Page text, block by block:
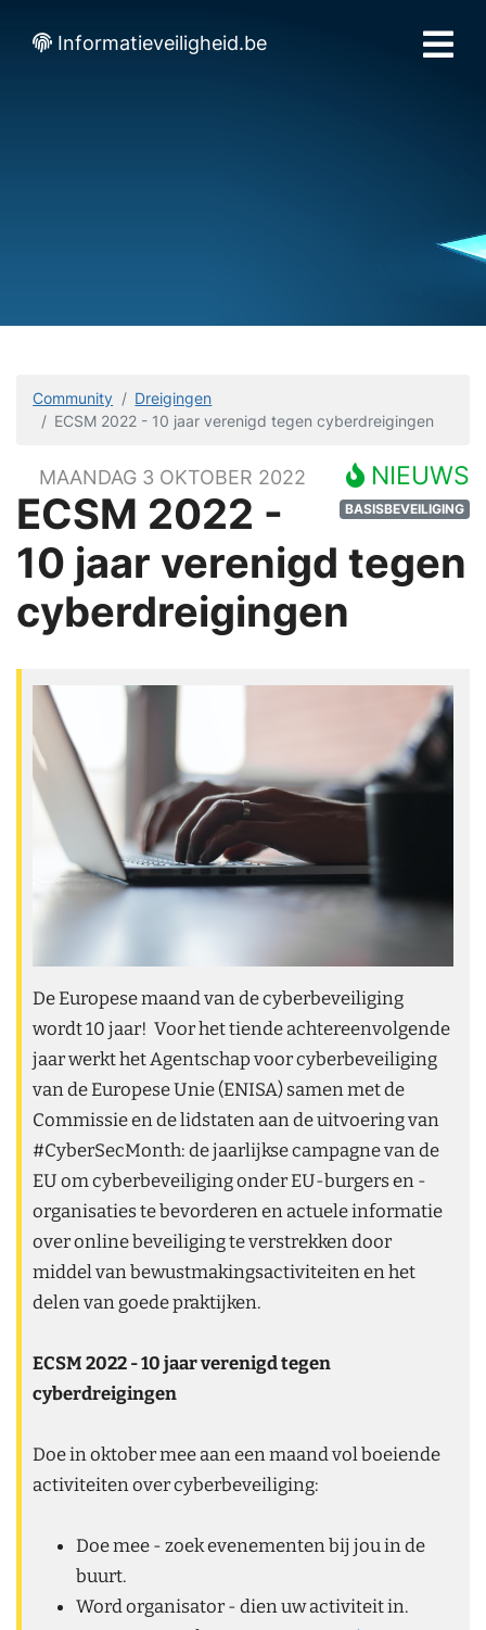
Informatieveiligheid.be
Community
Dreigingen
ECSM 2022 - 10 jaar verenigd tegen cyberdreigingen
NIEUWS
BASISBEVEILIGING
MAANDAG 3 OKTOBER 2022
ECSM 2022 -
10 jaar verenigd tegen
cyberdreigingen
De Europese maand van de cyberbeveiliging
wordt 10 jaar! Voor het tiende achtereenvolgende
jaar werkt het Agentschap voor cyberbeveiliging
van de Europese Unie (ENISA) samen met de
Commissie en de lidstaten aan de uitvoering van
#CyberSecMonth: de jaarlijkse campagne van de
EU om cyberbeveiliging onder EU-burgers en -
organisaties te bevorderen en actuele informatie
over online beveiliging te verstrekken door
middel van bewustmakingsactiviteiten en het
delen van goede praktijken.
ECSM 2022 - 10 jaar verenigd tegen
cyberdreigingen
Doe in oktober mee aan een maand vol boeiende
activiteiten over cyberbeveiliging:
Doe mee - zoek evenementen bij jou in de
buurt.
Word organisator - dien uw activiteit in.